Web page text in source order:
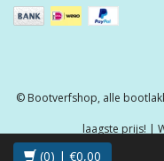
© Bootverfshop, alle
laagste prijs! |
(0) | €0,00